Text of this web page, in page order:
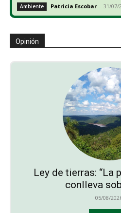
Ambiente Patricia Escobar - 31/07/
Opinión
Ley de tierras: “La
conlleva
05/08/